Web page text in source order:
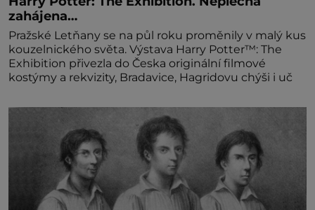
zahájena…
Pražské Letňany se na půl roku proměnily v malý kus
kouzelnického světa. Výstava Harry Potter™: The
Exhibition přivezla do Česka originální filmové
kostýmy a rekvizity, Bradavice, Hagridovu chýši i uč